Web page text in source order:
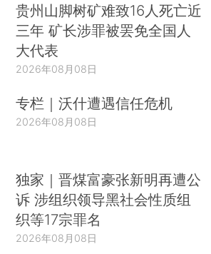
贵州山脚树矿难致16人死亡近
三年 矿长涉罪被罢免全国人
大代表
2026年08月08日
专栏｜沃什遭遇信任危机
2026年08月08日
独家｜晋煤富豪张新明再遭公
诉 涉组织领导黑社会性质组
织等17宗罪名
2026年08月08日